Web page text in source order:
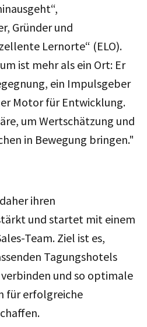
“,
Gründer und
Lernorte“ (ELO).
ist mehr als ein Ort: Er
ein Impulsgeber
Motor für Entwicklung.
um Wertschätzung und
in Bewegung bringen."
ihren
und startet mit einem
Team. Ziel ist es,
Tagungshotels
und so optimale
für erfolgreiche